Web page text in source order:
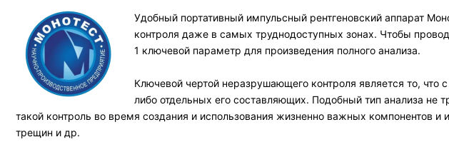
Удобный портативный импульсный рентгеновский аппарат
контроля даже в самых труднодоступных зонах. Чтобы
1 ключевой параметр для произведения полного анализа.
Ключевой чертой неразрушающего контроля является то,
либо отдельных его составляющих. Подобный тип анализа не
такой контроль во время создания и использования жизненно важных компонентов
трещин и др.